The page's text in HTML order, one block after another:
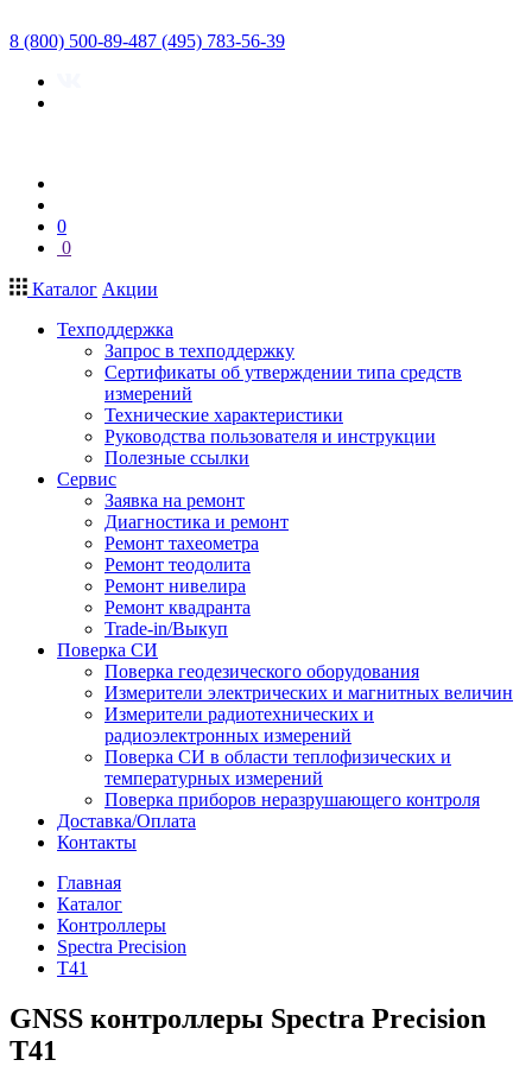
8 (800) 500-89-487 (495) 783-56-39
0
0
Каталог Акции
Техподдержка
Запрос в техподдержку
Сертификаты об утверждении типа средств
измерений
Технические характеристики
Руководства пользователя и инструкции
Полезные ссылки
Сервис
Заявка на ремонт
Диагностика и ремонт
Ремонт тахеометра
Ремонт теодолита
Ремонт нивелира
Ремонт квадранта
Trade-in/Выкуп
Поверка СИ
Поверка геодезического оборудования
Измерители электрических и магнитных величин
Измерители радиотехнических и
радиоэлектронных измерений
Поверка СИ в области теплофизических и
температурных измерений
Поверка приборов неразрушающего контроля
Доставка/Оплата
Контакты
Главная
Каталог
Контроллеры
Spectra Precision
T41
GNSS контроллеры Spectra Precision
T41